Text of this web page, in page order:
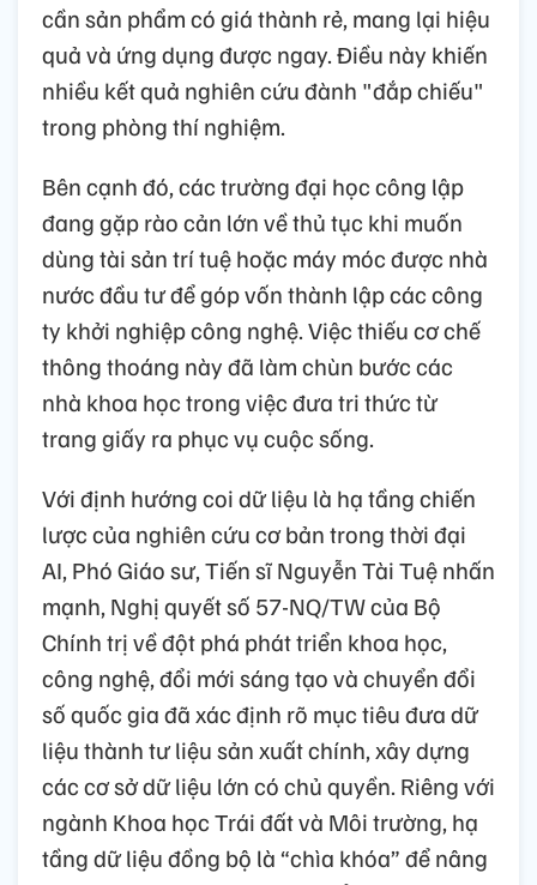
cần sản phẩm có giá thành rẻ, mang lại hiệu
quả và ứng dụng được ngay. Điều này khiến
nhiều kết quả nghiên cứu đành "đắp chiếu"
trong phòng thí nghiệm.
Bên cạnh đó, các trường đại học công lập
đang gặp rào cản lớn về thủ tục khi muốn
dùng tài sản trí tuệ hoặc máy móc được nhà
nước đầu tư để góp vốn thành lập các công
ty khởi nghiệp công nghệ. Việc thiếu cơ chế
thông thoáng này đã làm chùn bước các
nhà khoa học trong việc đưa tri thức từ
trang giấy ra phục vụ cuộc sống.
Với định hướng coi dữ liệu là hạ tầng chiến
lược của nghiên cứu cơ bản trong thời đại
AI, Phó Giáo sư, Tiến sĩ Nguyễn Tài Tuệ nhấn
mạnh, Nghị quyết số 57-NQ/TW của Bộ
Chính trị về đột phá phát triển khoa học,
công nghệ, đổi mới sáng tạo và chuyển đổi
số quốc gia đã xác định rõ mục tiêu đưa dữ
liệu thành tư liệu sản xuất chính, xây dựng
các cơ sở dữ liệu lớn có chủ quyền. Riêng với
ngành Khoa học Trái đất và Môi trường, hạ
tầng dữ liệu đồng bộ là “chìa khóa” để nâng